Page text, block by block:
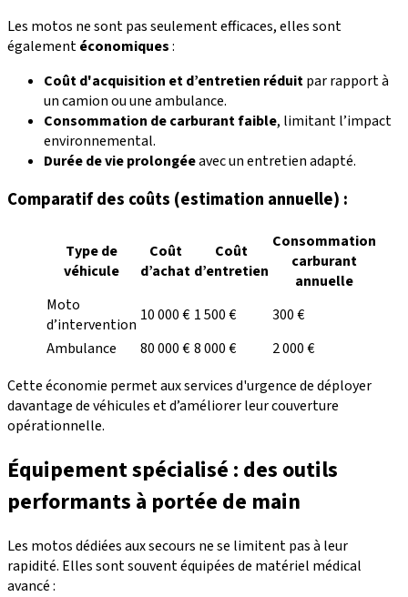
Les motos ne sont pas seulement efficaces, elles sont
égalementéconomiques:
Coût d'acquisition et d’entretien réduitpar rapport à
un camion ou une ambulance.
Consommation de carburant faible, limitant l’impact
environnemental.
Durée de vie prolongéeavec un entretien adapté.
Comparatif des coûts (estimation annuelle) :
Type de
véhicule
Coût
d’achat
Coût
d’entretien
Consommation
carburant
annuelle
Moto
d’intervention 10 000 € 1 500 €
300 €
Ambulance
80 000 € 8 000 €
2 000 €
Cette économie permet aux services d'urgence de déployer
davantage de véhicules et d’améliorer leur couverture
opérationnelle.
Équipement spécialisé : des outils
performants à portée de main
Les motos dédiées aux secours ne se limitent pas à leur
rapidité. Elles sont souvent équipées de matériel médical
avancé :